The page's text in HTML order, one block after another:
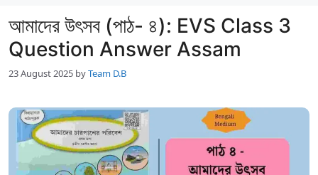
আমাদের উৎসব (পাঠ- ৪): EVS Class 3
Question Answer Assam
23 August 2025 byTeam D.B